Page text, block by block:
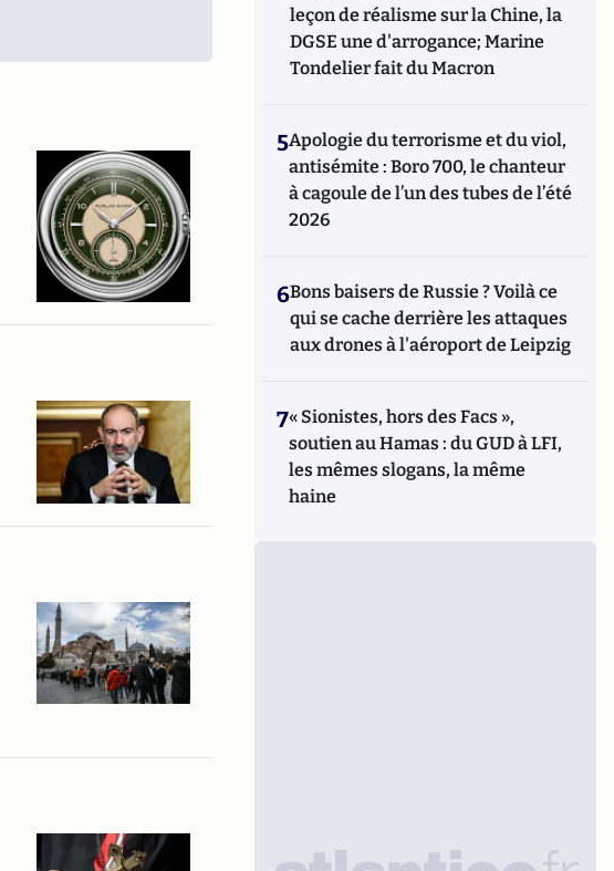
leçon de réalisme sur la Chine, la
DGSE une d'arrogance; Marine
Tondelier fait du Macron
5Apologie du terrorisme et du viol,
antisémite : Boro 700, le chanteur
à cagoule de l’un des tubes de l’été
2026
6Bons baisers de Russie ? Voilà ce
qui se cache derrière les attaques
aux drones à l'aéroport de Leipzig
7« Sionistes, hors des Facs »,
soutien au Hamas : du GUD à LFI,
les mêmes slogans, la même
haine